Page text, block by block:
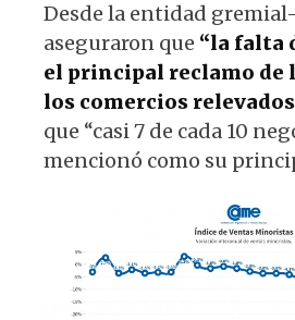
Desde la entidad
aseguraron que “la falta
el principal reclamo de
los comercios
que “casi 7 de cada 10
mencionó como su